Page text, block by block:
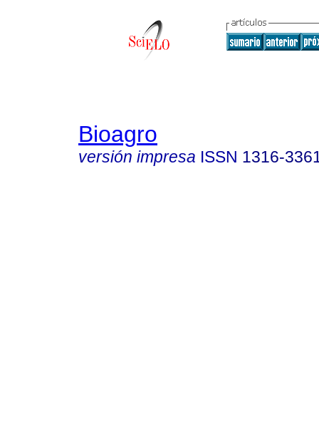
Bioagro
versión impresa ISSN 1316-